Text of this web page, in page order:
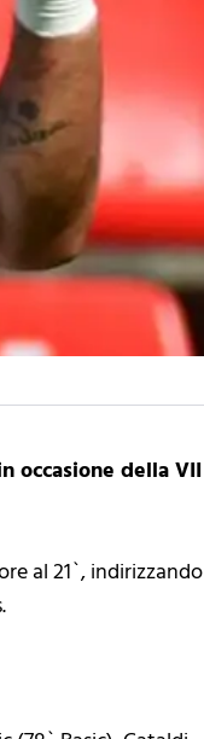
occasione della VII
al 21`, indirizzando